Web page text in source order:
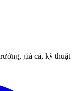
giá cả, kỹ thuật